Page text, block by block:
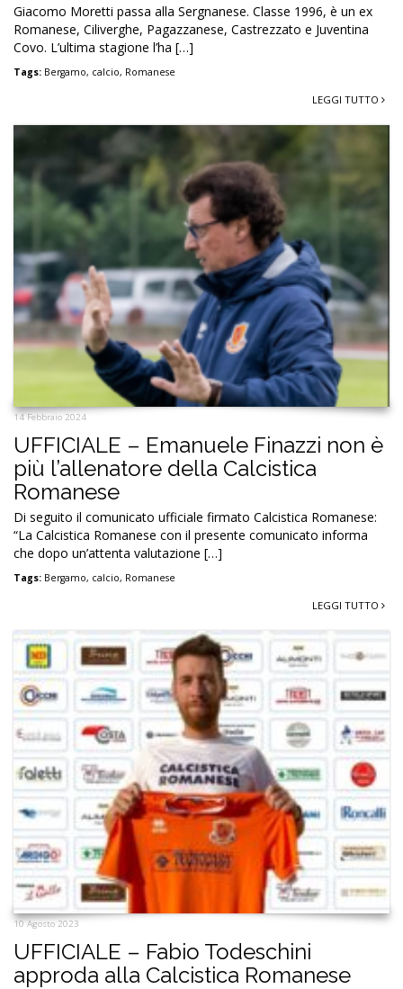
Giacomo Moretti passa alla Sergnanese. Classe 1996, è un ex
Romanese, Ciliverghe, Pagazzanese, Castrezzato e Juventina
Covo. L’ultima stagione l’ha […]
Tags: Bergamo, calcio, Romanese
LEGGI TUTTO
14 Febbraio 2024
UFFICIALE – Emanuele Finazzi non è
più l’allenatore della Calcistica
Romanese
Di seguito il comunicato ufficiale firmato Calcistica Romanese:
“La Calcistica Romanese con il presente comunicato informa
che dopo un’attenta valutazione […]
Tags: Bergamo, calcio, Romanese
LEGGI TUTTO
10 Agosto 2023
UFFICIALE – Fabio Todeschini
approda alla Calcistica Romanese